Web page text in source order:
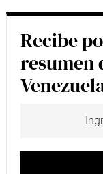
Recibe
resumen